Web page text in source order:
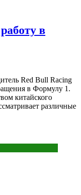
в
Red Bull Racing
в Формулу 1.
китайского
различные